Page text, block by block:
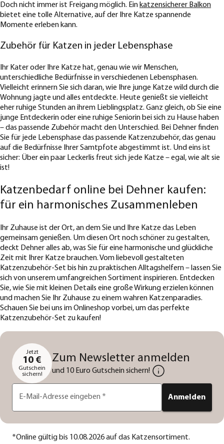
Doch nicht immer ist Freigang möglich. Ein katzensicherer Balkon
bietet eine tolle Alternative, auf der Ihre Katze spannende
Momente erleben kann.
Zubehör für Katzen in jeder Lebensphase
Ihr Kater oder Ihre Katze hat, genau wie wir Menschen,
unterschiedliche Bedürfnisse in verschiedenen Lebensphasen.
Vielleicht erinnern Sie sich daran, wie Ihre junge Katze wild durch die
Wohnung jagte und alles entdeckte. Heute genießt sie vielleicht
eher ruhige Stunden an ihrem Lieblingsplatz. Ganz gleich, ob Sie eine
junge Entdeckerin oder eine ruhige Seniorin bei sich zu Hause haben
– das passende Zubehör macht den Unterschied. Bei Dehner finden
Sie für jede Lebensphase das passende Katzenzubehör, das genau
auf die Bedürfnisse Ihrer Samtpfote abgestimmt ist. Und eins ist
sicher: Über ein paar Leckerlis freut sich jede Katze – egal, wie alt sie
ist!
Katzenbedarf online bei Dehner kaufen:
für ein harmonisches Zusammenleben
Ihr Zuhause ist der Ort, an dem Sie und Ihre Katze das Leben
gemeinsam genießen. Um diesen Ort noch schöner zu gestalten,
deckt Dehner alles ab, was Sie für eine harmonische und glückliche
Zeit mit Ihrer Katze brauchen. Vom liebevoll gestalteten
Katzenzubehör-Set bis hin zu praktischen Alltagshelfern – lassen Sie
sich von unserem umfangreichen Sortiment inspirieren. Entdecken
Sie, wie Sie mit kleinen Details eine große Wirkung erzielen können
und machen Sie Ihr Zuhause zu einem wahren Katzenparadies.
Schauen Sie bei uns im Onlineshop vorbei, um das perfekte
Katzenzubehör-Set zu kaufen!
Jetzt
10 €
Gutschein
sichern!
Zum Newsletter anmelden
und 10 Euro Gutschein sichern!
E-Mail-Adresse eingeben * Anmelden
*Online gültig bis 10.08.2026 auf das Katzensortiment.